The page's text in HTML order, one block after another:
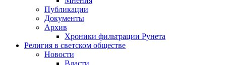
Публикации
Документы
Архив
Хроники фильтрации Рунета
Религия в светском обществе
Новости